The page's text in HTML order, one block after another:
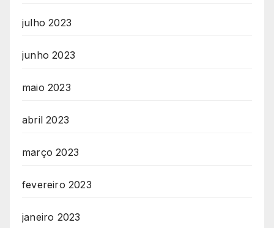
julho 2023
junho 2023
maio 2023
abril 2023
março 2023
fevereiro 2023
janeiro 2023